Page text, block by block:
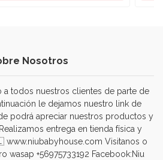
Nosotros
a todos nuestros clientes de parte de
le dejamos nuestro link de
podrá apreciar nuestros productos y
entrega en tienda física y
Visitanos o
wasap +56975733192 Facebook:Niu